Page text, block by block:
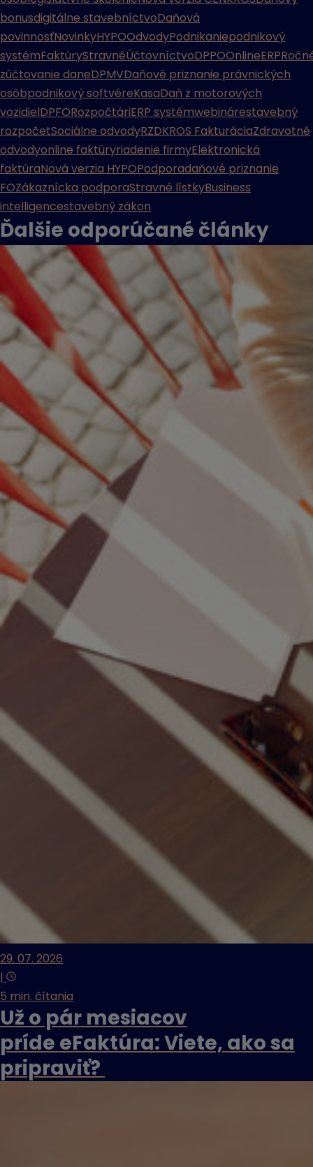
bonusdigitálne stavebníctvoDaňová
povinnosťNovinkyHYPOOdvodyPodnikaniepodnikový
systémFaktúryStravnéÚčtovníctvoDPPOOnlineERP
zúčtovanie daneDPMVDaňové priznanie právnických
osôbpodnikový softvéreKasaDaň z motorových
vozidielDPFORozpočtáriERP systémwebinárestavebný
rozpočetSociálne odvodyRZDKROS FakturáciaZdravotné
odvodyonline faktúryriadenie firmyElektronická
faktúraNová verzia HYPOPodporadaňové priznanie
FOZákaznícka podporaStravné lístkyBusiness
intelligencestavebný zákon
Ďalšie odporúčané články
29. 07. 2026
|
5 min. čítania
Už o pár mesiacov
príde eFaktúra: Viete, ako sa
pripraviť?